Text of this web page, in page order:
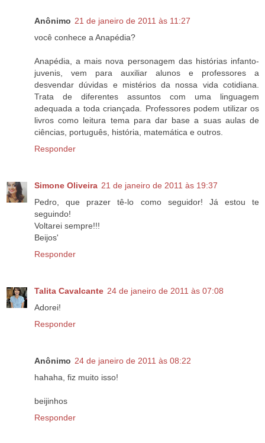
Anônimo 21 de janeiro de 2011 às 11:27
você conhece a Anapédia?
Anapédia, a mais nova personagem das histórias infanto-
juvenis, vem para auxiliar alunos e professores a
desvendar dúvidas e mistérios da nossa vida cotidiana.
Trata de diferentes assuntos com uma linguagem
adequada a toda criançada. Professores podem utilizar os
livros como leitura tema para dar base a suas aulas de
ciências, português, história, matemática e outros.
Responder
Simone Oliveira 21 de janeiro de 2011 às 19:37
Pedro, que prazer tê-lo como seguidor! Já estou te
seguindo!
Voltarei sempre!!!
Beijos'
Responder
Talita Cavalcante 24 de janeiro de 2011 às 07:08
Adorei!
Responder
Anônimo 24 de janeiro de 2011 às 08:22
hahaha, fiz muito isso!
beijinhos
Responder